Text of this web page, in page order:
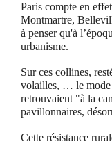
Paris compte en
Montmartre,
à penser qu'à
urbanisme.
Sur ces collines,
volailles, … le mode
retrouvaient "à la
pavillonnaires,
Cette résistance